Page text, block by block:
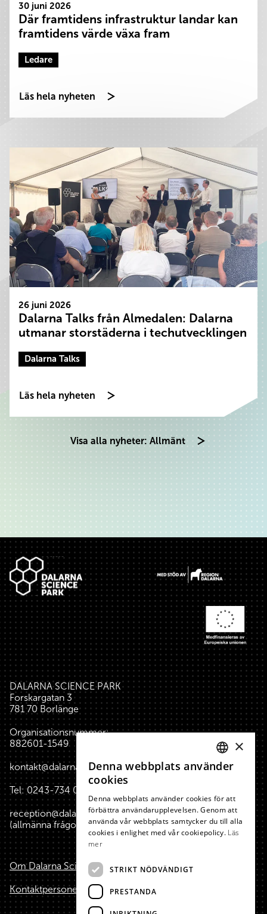
30 juni 2026
Där framtidens infrastruktur landar kan
framtidens värde växa fram
Ledare
Läs hela nyheten
26 juni 2026
Dalarna Talks från Almedalen: Dalarna
utmanar storstäderna i techutvecklingen
Dalarna Talks
Läs hela nyheten
Visa alla nyheter: Allmänt
Sidfot
DALARNA SCIENCE PARK
Forskargatan 3
781 70 Borlänge
Organisationsnummer:
882601-1549
kontakt@dalarnasciencepark.se
Tel:0243-734 00
reception@dalarnasciencepark.se
(allmänna frågor, konferens m.m.)
Om Dalarna Science Park
Kontaktpersoner
SWEDISH
×
Denna webbplats använder
cookies
Denna webbplats använder cookies för att
förbättra användarupplevelsen. Genom att
använda vår webbplats samtycker du till alla
cookies i enlighet med vår cookiepolicy. Läs
mer
STRIKT NÖDVÄNDIGT
PRESTANDA